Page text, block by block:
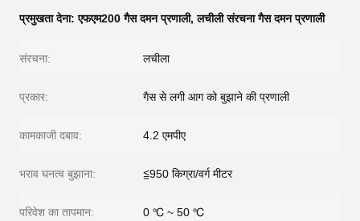
प्रमुखता देना:एफएम200 गैस दमन प्रणाली,लचीली संरचना गैस दमन प्रणाली
संरचना: लचीला
प्रकार: गैस से लगी आग को बुझाने की प्रणाली
कामकाजी दबाव: 4.2 एमपीए
भराव घनत्व बुझाना: ≦950 किग्रा/वर्ग मीटर
परिवेश का तापमान: 0 ℃ ~ 50 ℃